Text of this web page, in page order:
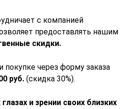
с компанией
предоставлять нашим
скидки.
покупке через форму заказа
руб.(скидка 30%).
и зрении своих близких